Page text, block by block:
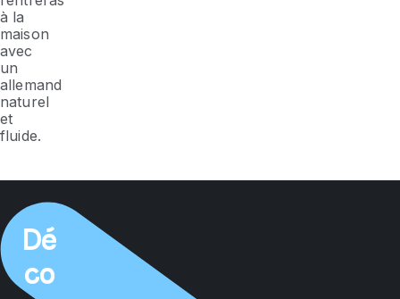
à la
maison
avec
un
allemand
naturel
et
fluide.
Dé
co